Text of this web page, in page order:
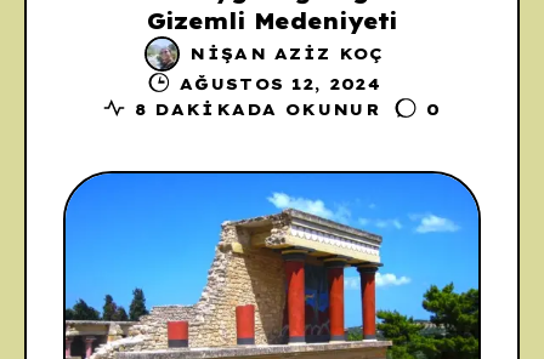
Gizemli Medeniyeti
NIŞAN AZIZ KOÇ
AĞUSTOS 12, 2024
8 DAKIKADA OKUNUR
0